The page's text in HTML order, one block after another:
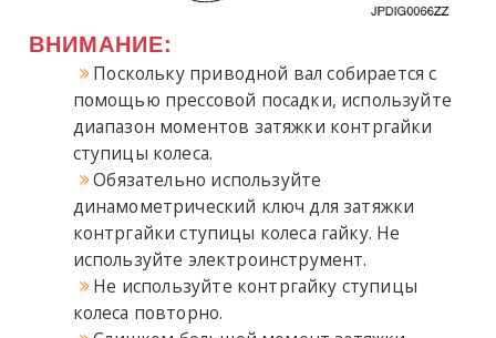
ВНИМАНИЕ:
Поскольку приводной вал собирается с
помощью прессовой посадки, используйте
диапазон моментов затяжки контргайки
ступицы колеса.
Обязательно используйте
динамометрический ключ для затяжки
контргайки ступицы колеса гайку. Не
используйте электроинструмент.
Не используйте контргайку ступицы
колеса повторно.